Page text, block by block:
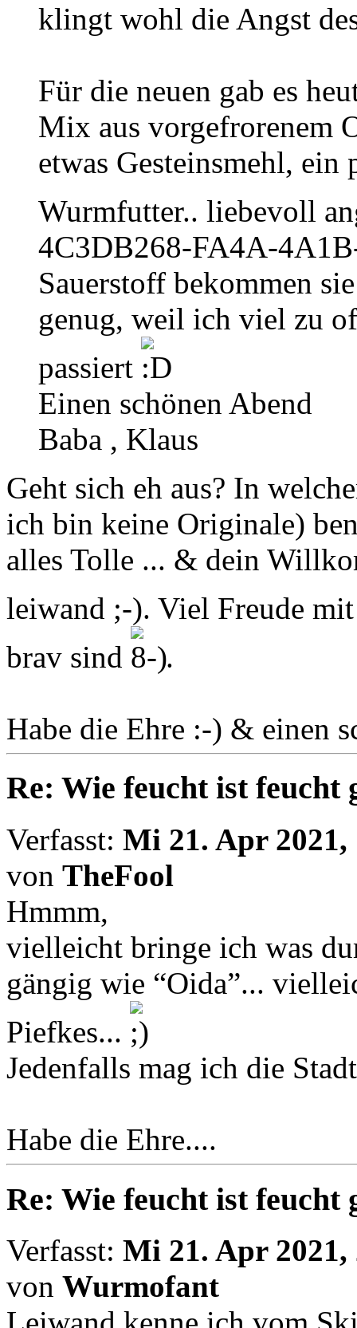
klingt wohl die Angst
Für die neuen gab es
Mix aus vorgefrorenem
etwas Gesteinsmehl,
Wurmfutter.. liebevoll
4C3DB268-FA4A-
Sauerstoff bekommen
genug, weil ich viel zu
passiert
Einen schönen Abend
Baba , Klaus
Geht sich eh aus? In
ich bin keine Originale)
alles Tolle ... & dein
leiwand ;-). Viel Freude
brav sind
.
Habe die Ehre :-) & einen
Re: Wie feucht ist feucht
Verfasst: Mi 21. Apr 2021,
von TheFool
Hmmm,
vielleicht bringe ich was
gängig wie “Oida”...
Piefkes...
Jedenfalls mag ich die
Habe die Ehre....
Re: Wie feucht ist feucht
Verfasst: Mi 21. Apr 2021,
von Wurmofant